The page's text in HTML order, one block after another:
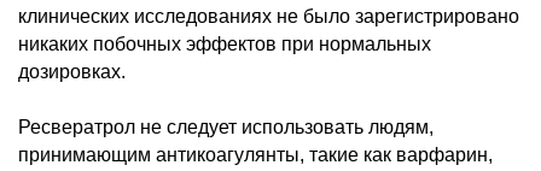
клинических исследованиях не было зарегистрировано
никаких побочных эффектов при нормальных
дозировках.
Ресвератрол не следует использовать людям,
принимающим антикоагулянты, такие как варфарин,